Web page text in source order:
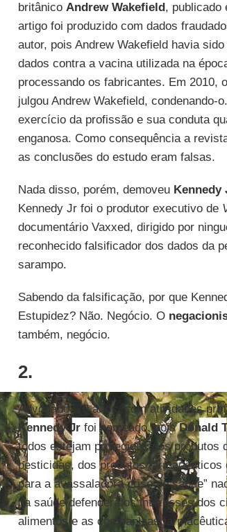
britânico Andrew Wakefield, publicado
artigo foi produzido com dados
autor, pois Andrew Wakefield havia
dados contra a vacina utilizada na
processando os fabricantes. Em 2010,
julgou Andrew Wakefield, condenando-
exercício da profissão e sua conduta
enganosa. Como consequência a
as conclusões do estudo eram falsas.
Nada disso, porém, demoveu Kennedy
Kennedy Jr foi o produtor executivo de
documentário Vaxxed, dirigido por
reconhecido falsificador dos dados da
sarampo.
Sabendo da falsificação, por que
Estupidez? Não. Negócio. O
também, negócio.
2.
Advogado, 70 anos, com atividades
Kennedy Jrfoi nomeado, poisDonald
todos estejam protegidos dos
pesticidas, dos produtos
para a avassaladora crise de saúde”
da saúde defenderá os interesses dos
alimentos e as companhias